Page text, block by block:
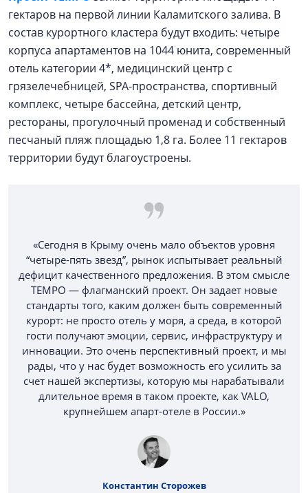
гектаров на первой линии Каламитского залива. В
состав курортного кластера будут входить: четыре
корпуса апартаментов на 1044 юнита, современный
отель категории 4*, медицинский центр с
грязелечебницей, SPA-пространства, спортивный
комплекс, четыре бассейна, детский центр,
рестораны, прогулочный променад и собственный
песчаный пляж площадью 1,8 га. Более 11 гектаров
территории будут благоустроены.
«Сегодня в Крыму очень мало объектов уровня
“четыре-пять звезд”, рынок испытывает реальный
дефицит качественного предложения. В этом смысле
TEMPO — флагманский проект. Он задает новые
стандарты того, каким должен быть современный
курорт: не просто отель у моря, а среда, в которой
гости получают эмоции, сервис, инфраструктуру и
инновации. Это очень перспективный проект, и мы
рады, что у нас будет возможность его усилить за
счет нашей экспертизы, которую мы нарабатывали
длительное время в таком проекте, как VALO,
крупнейшем апарт-отеле в России.»
Константин Сторожев